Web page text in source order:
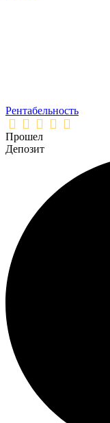
Рентабельность
Прошел
Депозит